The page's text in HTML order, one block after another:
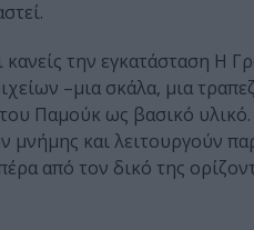
την εγκατάσταση Η
–μια σκάλα, μια
Παμούκ ως βασικό
μνήμης και λειτουργούν
από τον δικό της